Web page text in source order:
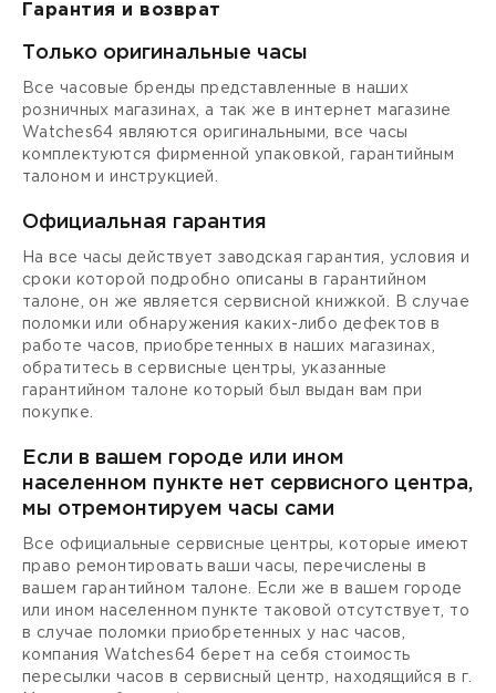
Гарантия и возврат
Только оригинальные часы
Все часовые бренды представленные в наших
розничных магазинах, а так же в интернет магазине
Watches64 являются оригинальными, все часы
комплектуются фирменной упаковкой, гарантийным
талоном и инструкцией.
Официальная гарантия
На все часы действует заводская гарантия, условия и
сроки которой подробно описаны в гарантийном
талоне, он же является сервисной книжкой. В случае
поломки или обнаружения каких-либо дефектов в
работе часов, приобретенных в наших магазинах,
обратитесь в сервисные центры, указанные
гарантийном талоне который был выдан вам при
покупке.
Если в вашем городе или ином
населенном пункте нет сервисного центра,
мы отремонтируем часы сами
Все официальные сервисные центры, которые имеют
право ремонтировать ваши часы, перечислены в
вашем гарантийном талоне. Если же в вашем городе
или ином населенном пункте таковой отсутствует, то
в случае поломки приобретенных у нас часов,
компания Watches64 берет на себя стоимость
пересылки часов в сервисный центр, находящийся в г.